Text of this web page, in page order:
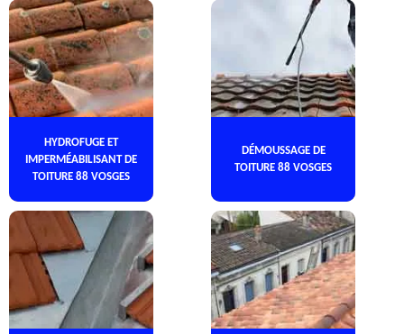
HYDROFUGE ET
IMPERMÉABILISANT DE
TOITURE 88 VOSGES
DÉMOUSSAGE DE
TOITURE 88 VOSGES